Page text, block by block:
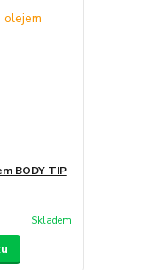
BODY TIP
Skladem